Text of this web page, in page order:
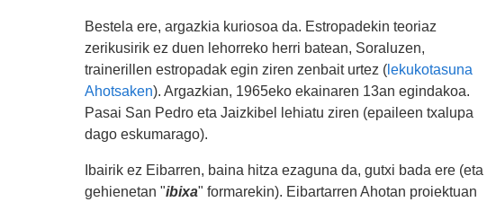
Bestela ere, argazkia kuriosoa da. Estropadekin teoriaz
zerikusirik ez duen lehorreko herri batean, Soraluzen,
trainerillen estropadak egin ziren zenbait urtez (lekukotasuna
Ahotsaken). Argazkian, 1965eko ekainaren 13an egindakoa.
Pasai San Pedro eta Jaizkibel lehiatu ziren (epaileen txalupa
dago eskumarago).
Ibairik ez Eibarren, baina hitza ezaguna da, gutxi bada ere (eta
gehienetan "ibixa" formarekin). Eibartarren Ahotan proiektuan